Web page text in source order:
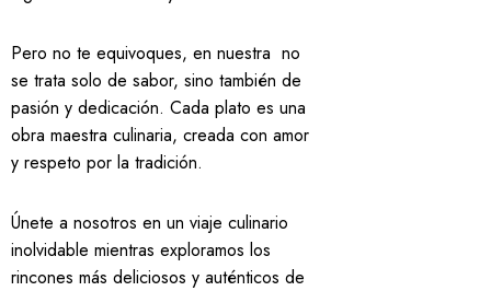
Pero no te equivoques, en nuestra no
se trata solo de sabor, sino también de
pasión y dedicación. Cada plato es una
obra maestra culinaria, creada con amor
y respeto por la tradición.
Únete a nosotros en un viaje culinario
inolvidable mientras exploramos los
rincones más deliciosos y auténticos de